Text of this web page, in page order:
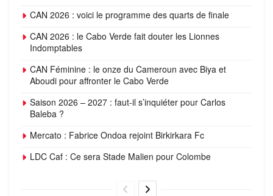
CAN 2026 : voici le programme des quarts de finale
CAN 2026 : le Cabo Verde fait douter les Lionnes
Indomptables
CAN Féminine : le onze du Cameroun avec Biya et
Aboudi pour affronter le Cabo Verde
Saison 2026 – 2027 : faut-il s’inquiéter pour Carlos
Baleba ?
Mercato : Fabrice Ondoa rejoint Birkirkara Fc
LDC Caf : Ce sera Stade Malien pour Colombe